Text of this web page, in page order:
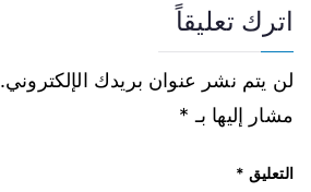
اترك تعليقاً
لن يتم نشر عنوان بريدك الإلكتروني.
مشار إليها بـ *
التعليق *